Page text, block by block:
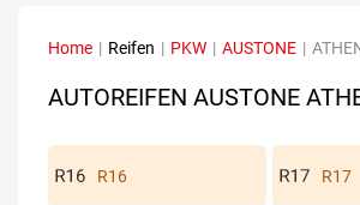
Home | Reifen | PKW | AUSTONE |
AUTOREIFEN AUSTONE
R16 R17